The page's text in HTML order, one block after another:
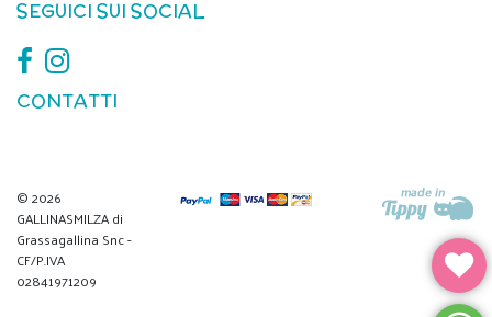
SEGUICI SUI SOCIAL
CONTATTI
© 2026
GALLINASMILZA di
Grassagallina Snc -
CF/P.IVA
02841971209